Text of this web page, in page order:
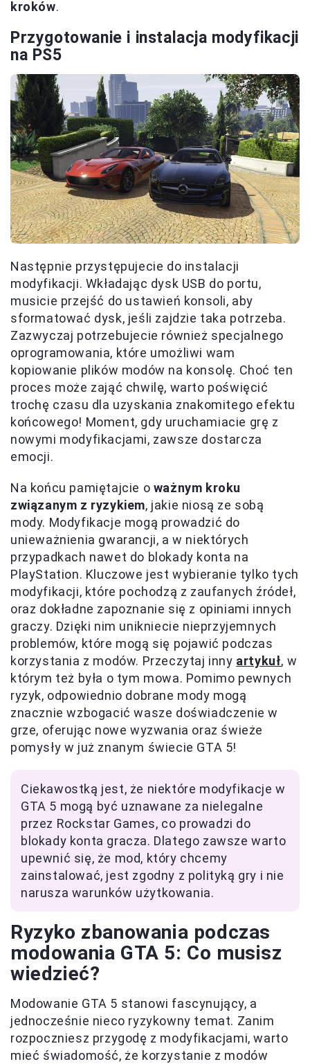
kroków.
Przygotowanie i instalacja modyfikacji
na PS5
Następnie przystępujecie do instalacji
modyfikacji. Wkładając dysk USB do portu,
musicie przejść do ustawień konsoli, aby
sformatować dysk, jeśli zajdzie taka potrzeba.
Zazwyczaj potrzebujecie również specjalnego
oprogramowania, które umożliwi wam
kopiowanie plików modów na konsolę. Choć ten
proces może zająć chwilę, warto poświęcić
trochę czasu dla uzyskania znakomitego efektu
końcowego! Moment, gdy uruchamiacie grę z
nowymi modyfikacjami, zawsze dostarcza
emocji.
Na końcu pamiętajcie o ważnym kroku
związanym z ryzykiem, jakie niosą ze sobą
mody. Modyfikacje mogą prowadzić do
unieważnienia gwarancji, a w niektórych
przypadkach nawet do blokady konta na
PlayStation. Kluczowe jest wybieranie tylko tych
modyfikacji, które pochodzą z zaufanych źródeł,
oraz dokładne zapoznanie się z opiniami innych
graczy. Dzięki nim unikniecie nieprzyjemnych
problemów, które mogą się pojawić podczas
korzystania z modów. Przeczytaj inny artykuł, w
którym też była o tym mowa. Pomimo pewnych
ryzyk, odpowiednio dobrane mody mogą
znacznie wzbogacić wasze doświadczenie w
grze, oferując nowe wyzwania oraz świeże
pomysły w już znanym świecie GTA 5!
Ciekawostką jest, że niektóre modyfikacje w
GTA 5 mogą być uznawane za nielegalne
przez Rockstar Games, co prowadzi do
blokady konta gracza. Dlatego zawsze warto
upewnić się, że mod, który chcemy
zainstalować, jest zgodny z polityką gry i nie
narusza warunków użytkowania.
Ryzyko zbanowania podczas
modowania GTA 5: Co musisz
wiedzieć?
Modowanie GTA 5 stanowi fascynujący, a
jednocześnie nieco ryzykowny temat. Zanim
rozpoczniesz przygodę z modyfikacjami, warto
mieć świadomość, że korzystanie z modów